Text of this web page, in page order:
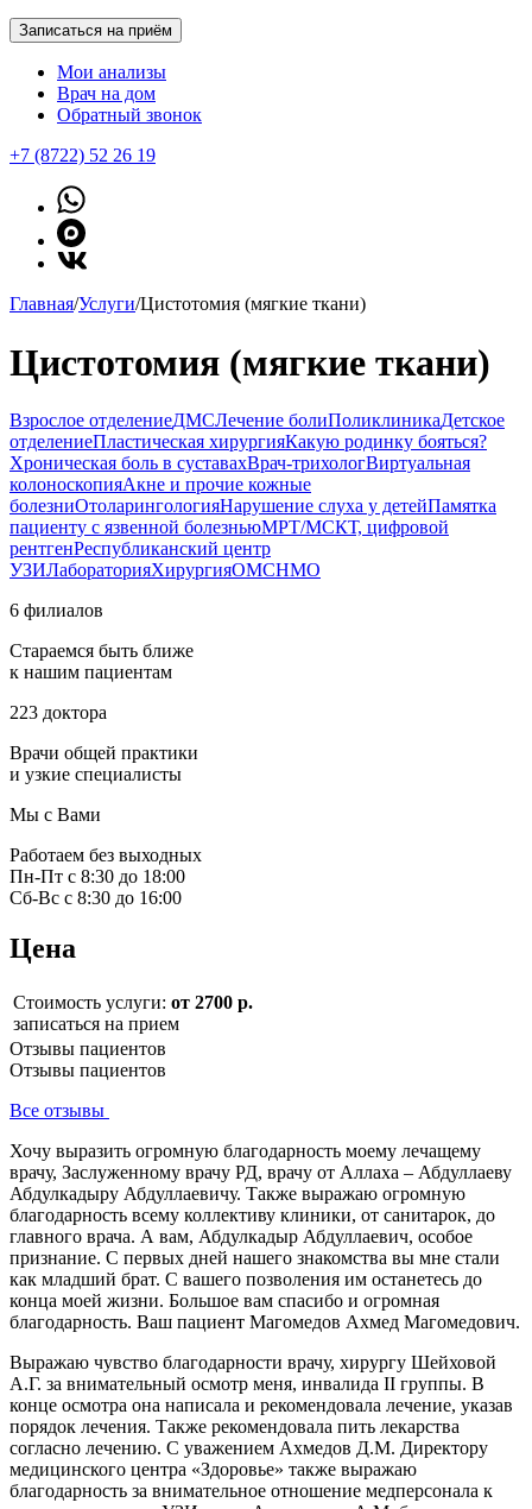
Записаться на приём
Мои анализы
Врач на дом
Обратный звонок
+7 (8722) 52 26 19
Главная/Услуги/Цистотомия (мягкие ткани)
Цистотомия (мягкие ткани)
Взрослое отделениеДМСЛечение болиПоликлиникаДетское
отделениеПластическая хирургияКакую родинку бояться?
Хроническая боль в суставахВрач-трихологВиртуальная
колоноскопияАкне и прочие кожные
болезниОтоларингологияНарушение слуха у детейПамятка
пациенту с язвенной болезньюМРТ/МСКТ, цифровой
рентгенРеспубликанский центр
УЗИЛабораторияХирургияОМСНМО
6 филиалов
Стараемся быть ближе
к нашим пациентам
223 доктора
Врачи общей практики
и узкие специалисты
Мы с Вами
Работаем без выходных
Пн-Пт с 8:30 до 18:00
Сб-Вс с 8:30 до 16:00
Цена
Стоимость услуги: от 2700 р.
записаться на прием
Отзывы пациентов
Отзывы пациентов
Все отзывы
Хочу выразить огромную благодарность моему лечащему
врачу, Заслуженному врачу РД, врачу от Аллаха – Абдуллаеву
Абдулкадыру Абдуллаевичу. Также выражаю огромную
благодарность всему коллективу клиники, от санитарок, до
главного врача. А вам, Абдулкадыр Абдуллаевич, особое
признание. С первых дней нашего знакомства вы мне стали
как младший брат. С вашего позволения им останетесь до
конца моей жизни. Большое вам спасибо и огромная
благодарность. Ваш пациент Магомедов Ахмед Магомедович.
Выражаю чувство благодарности врачу, хирургу Шейховой
А.Г. за внимательный осмотр меня, инвалида II группы. В
конце осмотра она написала и рекомендовала лечение, указав
порядок лечения. Также рекомендовала пить лекарства
согласно лечению. С уважением Ахмедов Д.М. Директору
медицинского центра «Здоровье» также выражаю
благодарность за внимательное отношение медперсонала к